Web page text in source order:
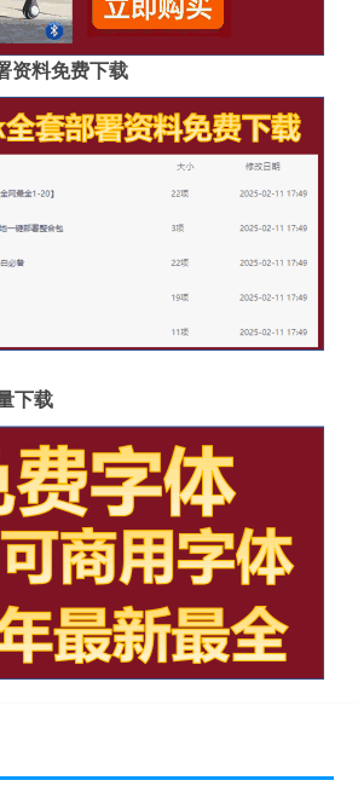
资料免费下载
下载